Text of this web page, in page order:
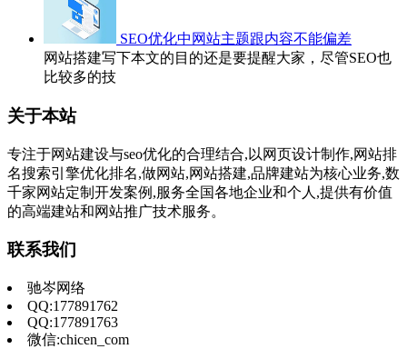
SEO优化中网站主题跟内容不能偏差
网站搭建写下本文的目的还是要提醒大家，尽管SEO也
比较多的技
关于本站
专注于网站建设与seo优化的合理结合,以网页设计制作,网站排
名搜索引擎优化排名,做网站,网站搭建,品牌建站为核心业务,数
千家网站定制开发案例,服务全国各地企业和个人,提供有价值
的高端建站和网站推广技术服务。
联系我们
驰岑网络
QQ:177891762
QQ:177891763
微信:chicen_com